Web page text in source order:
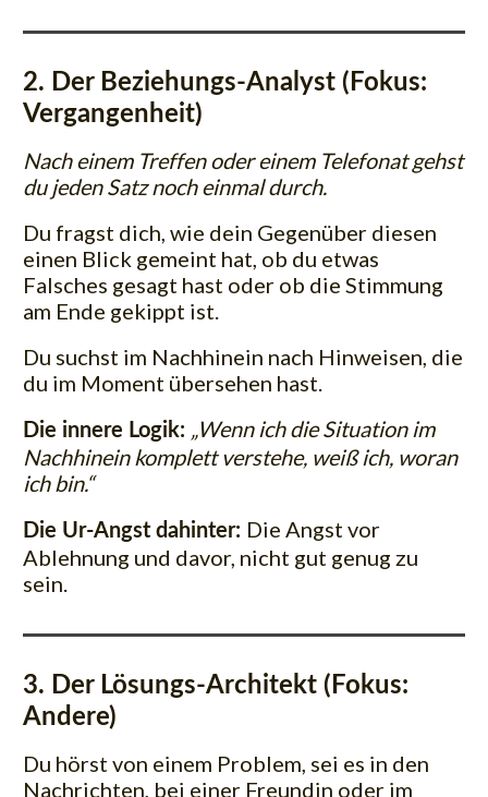
2. Der Beziehungs-Analyst (Fokus:
Vergangenheit)
Nach einem Treffen oder einem Telefonat gehst
du jeden Satz noch einmal durch.
Du fragst dich, wie dein Gegenüber diesen
einen Blick gemeint hat, ob du etwas
Falsches gesagt hast oder ob die Stimmung
am Ende gekippt ist.
Du suchst im Nachhinein nach Hinweisen, die
du im Moment übersehen hast.
Die innere Logik: „Wenn ich die Situation im
Nachhinein komplett verstehe, weiß ich, woran
ich bin.“
Die Ur-Angst dahinter: Die Angst vor
Ablehnung und davor, nicht gut genug zu
sein.
3. Der Lösungs-Architekt (Fokus:
Andere)
Du hörst von einem Problem, sei es in den
Nachrichten, bei einer Freundin oder im